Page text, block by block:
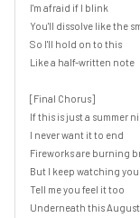
I'm afraid if I blink
You'll dissolve like the
So I'll hold on to this
Like a half-written note
[Final Chorus]
If this is just a summer
I never want it to end
Fireworks are burning
But I keep watching
Tell me you feel it too
Underneath this